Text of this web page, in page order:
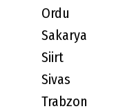
Ordu
Sakarya
Siirt
Sivas
Trabzon